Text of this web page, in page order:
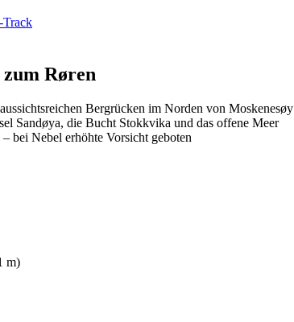
Track
Røren
Bergrücken im Norden von Moskenesøy
Sandøya, die Bucht Stokkvika und das offene Meer
bei Nebel erhöhte Vorsicht geboten
m)